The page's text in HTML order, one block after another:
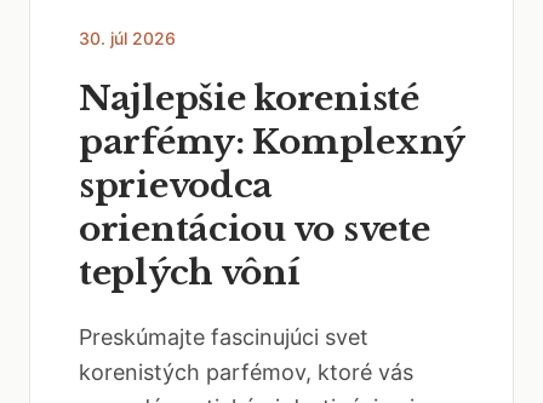
30. júl 2026
Najlepšie korenisté
parfémy: Komplexný
sprievodca
orientáciou vo svete
teplých vôní
Preskúmajte fascinujúci svet
korenistých parfémov, ktoré vás